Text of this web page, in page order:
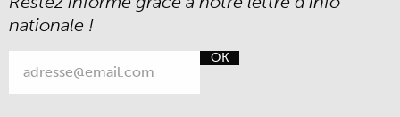
nationale !
OK